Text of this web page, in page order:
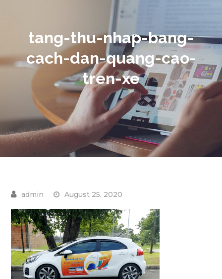
tang-thu-nhap-bang-
cach-dan-quang-cao-
tren-xe
August 25, 2020